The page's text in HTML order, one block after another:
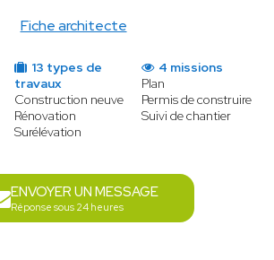
Fiche architecte
13 types de
travaux
Construction neuve
Rénovation
Surélévation
4 missions
Plan
Permis de construire
Suivi de chantier
ENVOYER UN MESSAGE
Réponse sous 24 heures